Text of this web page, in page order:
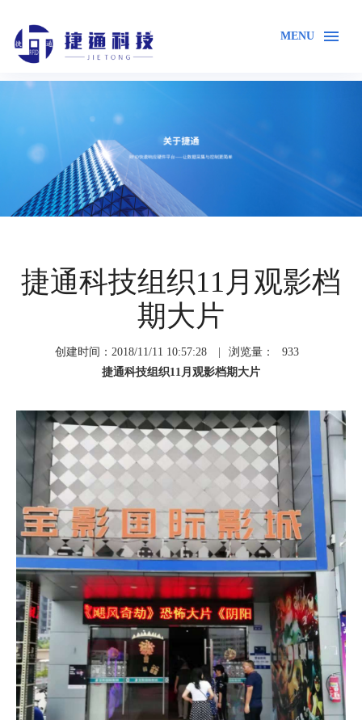
MENU
捷通科技组织11月观影档
期大片
创建时间：2018/11/11 10:57:28 浏览量：
933
捷通科技组织11月观影档期大片